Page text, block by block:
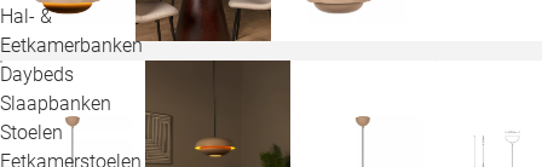
Hal- &
Eetkamerbanken
Daybeds
Slaapbanken
Stoelen
Eetkamerstoelen